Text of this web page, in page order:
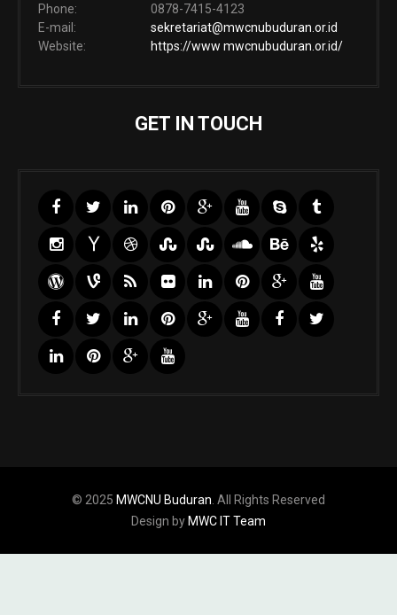
Phone:
0878-7415-4123
E-mail:
sekretariat@mwcnubuduran.or.id
Website:
https://www mwcnubuduran.or.id/
GET IN TOUCH
© 2025 MWCNU Buduran . All Rights Reserved
Design byMWC IT Team